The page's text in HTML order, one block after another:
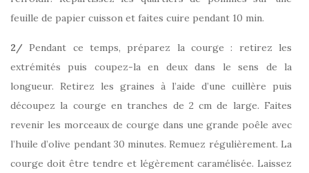
feuille de papier cuisson et faites cuire pendant 10 min.
2/ Pendant ce temps, préparez la courge : retirez les
extrémités puis coupez-la en deux dans le sens de la
longueur. Retirez les graines à l’aide d’une cuillère puis
découpez la courge en tranches de 2 cm de large. Faites
revenir les morceaux de courge dans une grande poêle avec
l’huile d’olive pendant 30 minutes. Remuez régulièrement. La
courge doit être tendre et légèrement caramélisée. Laissez